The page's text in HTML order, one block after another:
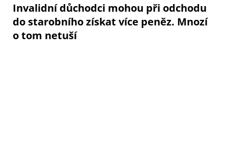
Invalidní důchodci mohou při odchodu
do starobního získat více peněz. Mnozí
o tom netuší